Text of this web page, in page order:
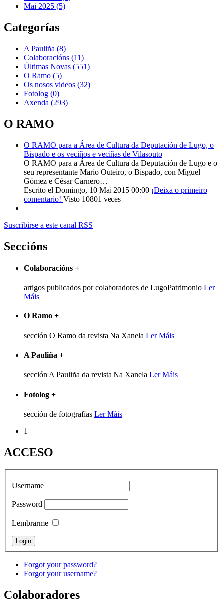
Mai 2025 (5)
Categorías
A Pauliña (8)
Colaboracións (11)
Últimas Novas (551)
O Ramo (5)
Os nosos videos (32)
Fotolog (0)
Axenda (293)
O RAMO
O RAMO para a Área de Cultura da Deputación de Lugo, o
Bispado e os veciños e veciñas de Vilasouto
O RAMO para a Área de Cultura da Deputación de Lugo e o
seu representante Mario Outeiro, o Bispado, con Miguel
Gómez e César Carnero…
Escrito el Domingo, 10 Mai 2015 00:00 ¡Deixa o primeiro
comentario! Visto 10801 veces
Suscribirse a este canal RSS
Seccións
Colaboracións +
artigos publicados por colaboradores de LugoPatrimonio Ler
Máis
O Ramo +
sección O Ramo da revista Na Xanela Ler Máis
A Pauliña +
sección A Pauliña da revista Na Xanela Ler Máis
Fotolog +
sección de fotografías Ler Máis
1
ACCESO
Username
Password
Lembrarme
Forgot your password?
Forgot your username?
Colaboradores